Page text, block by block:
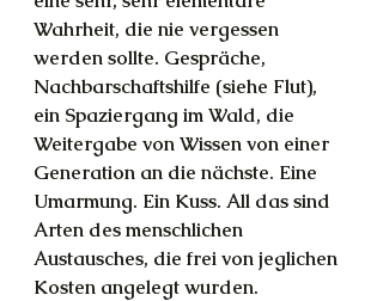
Wahrheit, die nie vergessen
werden sollte. Gespräche,
Nachbarschaftshilfe (siehe Flut),
ein Spaziergang im Wald, die
Weitergabe von Wissen von einer
Generation an die nächste. Eine
Umarmung. Ein Kuss. All das sind
Arten des menschlichen
Austausches, die frei von jeglichen
Kosten angelegt wurden.